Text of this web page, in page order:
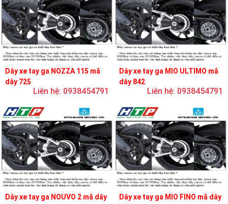
Dây xe tay ga NOZZA 115 mã
dây 725
Liên hệ: 0938454791
Dây xe tay ga MIO ULTIMO mã
dây 842
Liên hệ: 0938454791
Dây xe tay ga NOUVO 2 mã dây
Dây xe tay ga MIO FINO mã dây